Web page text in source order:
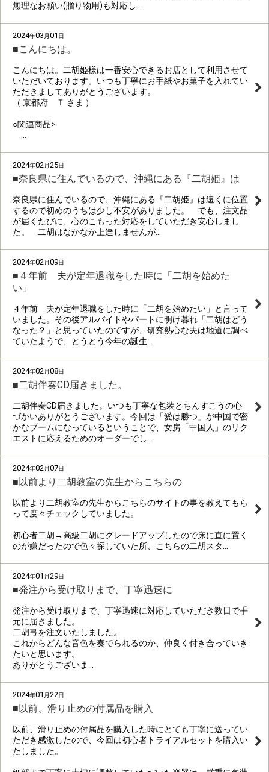
無理なお願い(贈り物用)も対応し…
2024年03 月01 日
■こんにちは。
こんにちは。二胡姫様は一番安心できるお店として利用させて
いただいております。いつも丁寧にお手紙やお菓子を入れてい
ただきましてありがとうございます。
（ 京都府 Ｔ さま ）
○関連商品>
2024年02月25日
■奈良県に住んでいるので、沖縄にある『二胡姫』は
奈良県に住んでいるので、沖縄にある『二胡姫』は遠くに位置
するので初めのうちは少し不安がありました。 でも、注文品
が届くたびに、心のこもった対応をしていただき安心しまし
た。 二胡はなかなか上達しませんが…
2024年02月09日
■４年前 夫が定年退職をした時に「二胡を始めた
い」
４年前 夫が定年退職をした時に「二胡を始めたい」と言って
いました。その後アルバイトやパートに明け暮れ「二胡はどう
なった？」と思っていたのですが、研究熱心な夫は地道に調べ
ていたようで、とうとう今年の誕生…
2024年02月08日
■二胡伴奏CD届きました。
二胡伴奏CD届きました。いつも丁寧な包装とちんすこうの心
づかいありがとうございます。今回は「愛は勝つ」が中国で密
かなブームになっているということで、女房「中国人」のリク
エストに応えるためのオーダーでし…
2024年02月07日
■以前より二胡教室の先生からこちらの
以前より二胡教室の先生からこちらのサイトの事を教えてもら
って度々チェックしていました。
初心者二胡→高級二胡にグレードアップしたので床に直に置く
のが嫌だったので色々探していた所、こちらの二胡スタ…
2024年01 月29日
■発注から受け取りまで、丁寧迅速に
発注から受け取りまで、丁寧迅速に対応していただき数日で手
元に届きました。
二胡弓を注文いたしました。
これからどんな音色を奏でられるのか、仲良く付き合っていき
たいと思います。
ありがとうございま…
2024年01 月22日
■以前、滑り止めの付属品を購入
以前、滑り止めの付属品を購入した時にとても丁寧に送ってい
ただき感激したので、今回は初心者トライアルセットを購入い
たしました。